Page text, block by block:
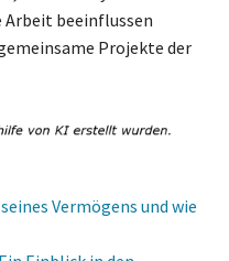
beeinflussen
Projekte der
Vermögens und wie